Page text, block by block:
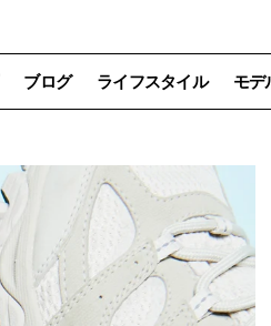
ブログ ライフスタイル モデ